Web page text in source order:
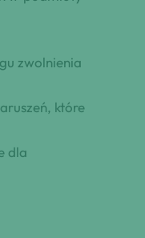
zwolnienia
które
dla